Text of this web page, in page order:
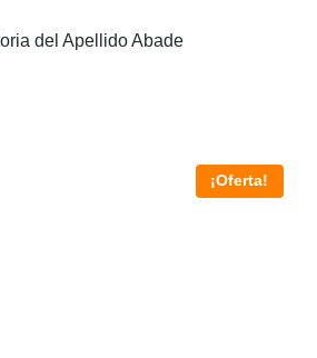
del Apellido Abade
¡Oferta!